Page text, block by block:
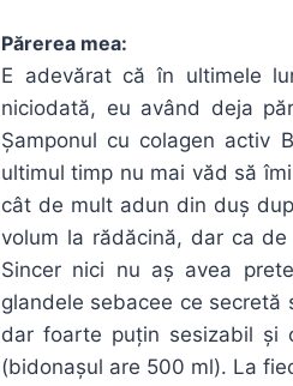
Părerea mea:
E adevărat că în ultimele
niciodată, eu având deja
Șamponul cu colagen activ
ultimul timp nu mai văd să
cât de mult adun din duș
volum la rădăcină, dar ca
Sincer nici nu aș avea
glandele sebacee ce secretă
dar foarte puțin sesizabil și
(bidonașul are 500 ml). La